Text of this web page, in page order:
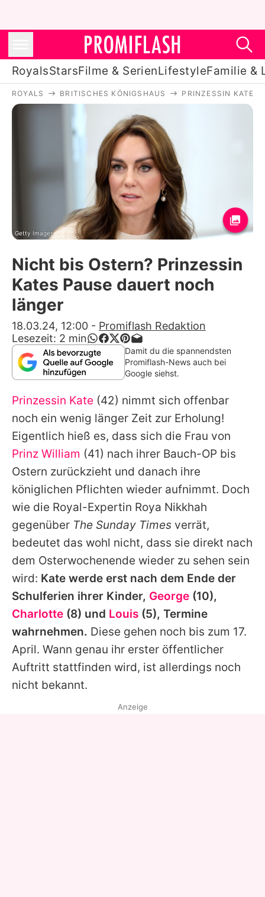
RoyalsStarsFilme & SerienLifestyleFamilie &
Royals
Stars
Filme & Serien
Lifestyle
Familie & Liebe
Promiflash Exklusiv
Alle Themen auf Promiflash
App runterladen
Team
Redaktionelle Richtlinien
Impressum
Datenschutzerklärung
Nutzungsbedingungen
Utiq verwalten
ROYALS BRITISCHES KÖNIGSHAUS PRINZESSIN KATE
Getty Images
Nicht bis Ostern? Prinzessin
Kates Pause dauert noch
länger
18.03.24, 12:00 - Promiflash Redaktion
Lesezeit: 2 min
Damit du die spannendsten
Promiflash-News auch bei
Google siehst.
Prinzessin Kate (42) nimmt sich offenbar
noch ein wenig länger Zeit zur Erholung!
Eigentlich hieß es, dass sich die Frau von
Prinz William (41) nach ihrer Bauch-OP bis
Ostern zurückzieht und danach ihre
königlichen Pflichten wieder aufnimmt. Doch
wie die Royal-Expertin Roya Nikkhah
gegenüber The Sunday Times verrät,
bedeutet das wohl nicht, dass sie direkt nach
dem Osterwochenende wieder zu sehen sein
wird: Kate werde erst nach dem Ende der
Schulferien ihrer Kinder, George (10),
Charlotte (8) und Louis (5), Termine
wahrnehmen. Diese gehen noch bis zum 17.
April. Wann genau ihr erster öffentlicher
Auftritt stattfinden wird, ist allerdings noch
nicht bekannt.
Anzeige